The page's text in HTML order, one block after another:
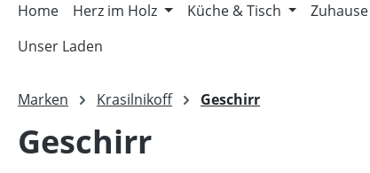
Home Herz im Holz Küche & Tisch Zuhause
Unser Laden
Marken Krasilnikoff Geschirr
Geschirr